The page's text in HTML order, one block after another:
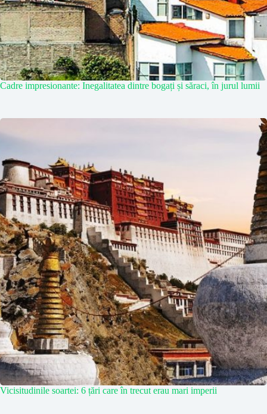
Cadre impresionante: Inegalitatea dintre bogați și săraci, în jurul lumii
Vicisitudinile soartei: 6 țări care în trecut erau mari imperii